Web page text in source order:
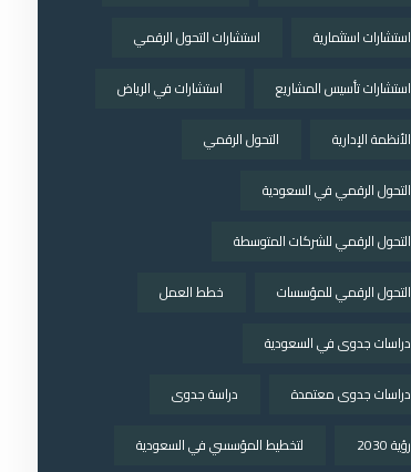
استشارات استثمارية
استشارات التحول الرقمي
استشارات تأسيس المشاريع
استشارات في الرياض
الأنظمة الإدارية
التحول الرقمي
التحول الرقمي في السعودية
التحول الرقمي للشركات المتوسطة
التحول الرقمي للمؤسسات
خطط العمل
دراسات جدوى في السعودية
دراسات جدوى معتمدة
دراسة جدوى
رؤية 2030
لتخطيط المؤسسي في السعودية